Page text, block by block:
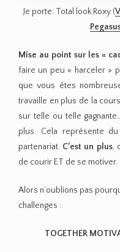
Je porte: Total look Roxy (
Mise au point sur les «
faire un peu « harceler »
que vous êtes
travaille en plus de la
sur telle ou telle
plus. Cela représente
partenariat. C’est un plus,
de courir ET de se motiver.
Alors n’oublions pas
challenges :
TOGETHER